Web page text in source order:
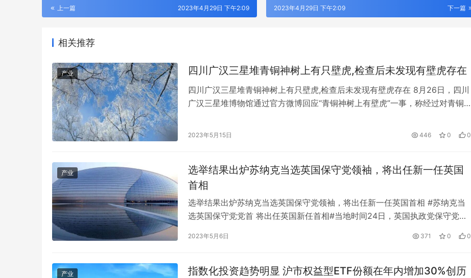
上一篇 2023年4月29日 下午2:09 下一篇
2023年4月29日 下午2:09
相关推荐
产业 四川广汉三星堆青铜神树上有只壁虎,检查后未发现有壁虎存在
四川广汉三星堆青铜神树上有只壁虎,检查后未发现有壁虎存在 8月26日，四川
广汉三星堆博物馆通过官方微博回应“青铜神树上有壁虎”一事，称经过对青铜
上传言“在三星堆博物馆青铜神树上发现壁虎”一事，我馆高度重视。经过对青
2023年5月15日 446 0 0
产业
选举结果出炉苏纳克当选英国保守党领袖，将出任新一任英国
首相
选举结果出炉苏纳克当选英国保守党领袖，将出任新一任英国首相 #苏纳克当
选英国保守党党首 将出任英国新任首相#当地时间24日，英国执政党保守党领
当选英国保守党新领袖。他将接替上任仅45天就辞职的伊丽莎白·特拉斯
2023年5月6日 371 0 0
产业
指数化投资趋势明显 沪市权益型ETF份额在年内增加30%创历